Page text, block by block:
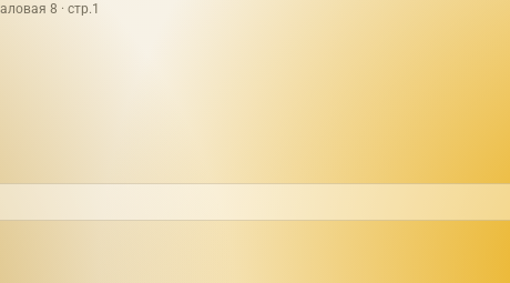
8 · стр.1